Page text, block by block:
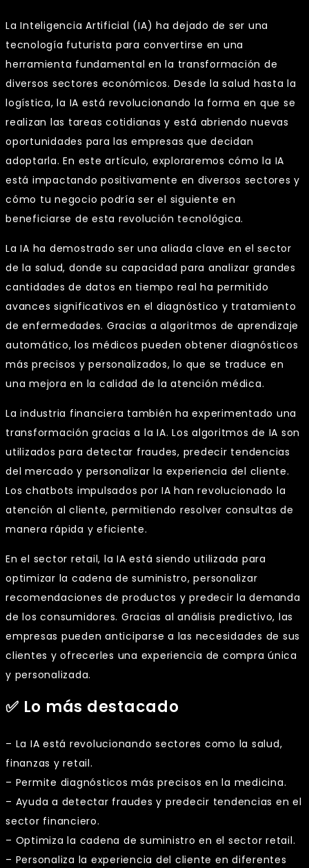
La Inteligencia Artificial (IA) ha dejado de ser una
tecnología futurista para convertirse en una
herramienta fundamental en la transformación de
diversos sectores económicos. Desde la salud hasta la
logística, la IA está revolucionando la forma en que se
realizan las tareas cotidianas y está abriendo nuevas
oportunidades para las empresas que decidan
adoptarla. En este artículo, exploraremos cómo la IA
está impactando positivamente en diversos sectores y
cómo tu negocio podría ser el siguiente en
beneficiarse de esta revolución tecnológica.
La IA ha demostrado ser una aliada clave en el sector
de la salud, donde su capacidad para analizar grandes
cantidades de datos en tiempo real ha permitido
avances significativos en el diagnóstico y tratamiento
de enfermedades. Gracias a algoritmos de aprendizaje
automático, los médicos pueden obtener diagnósticos
más precisos y personalizados, lo que se traduce en
una mejora en la calidad de la atención médica.
La industria financiera también ha experimentado una
transformación gracias a la IA. Los algoritmos de IA son
utilizados para detectar fraudes, predecir tendencias
del mercado y personalizar la experiencia del cliente.
Los chatbots impulsados por IA han revolucionado la
atención al cliente, permitiendo resolver consultas de
manera rápida y eficiente.
En el sector retail, la IA está siendo utilizada para
optimizar la cadena de suministro, personalizar
recomendaciones de productos y predecir la demanda
de los consumidores. Gracias al análisis predictivo, las
empresas pueden anticiparse a las necesidades de sus
clientes y ofrecerles una experiencia de compra única
y personalizada.
✅ Lo más destacado
– La IA está revolucionando sectores como la salud,
finanzas y retail.
– Permite diagnósticos más precisos en la medicina.
– Ayuda a detectar fraudes y predecir tendencias en el
sector financiero.
– Optimiza la cadena de suministro en el sector retail.
– Personaliza la experiencia del cliente en diferentes